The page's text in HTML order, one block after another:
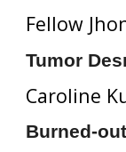
Fellow
Tumor
Caroline
Burned-